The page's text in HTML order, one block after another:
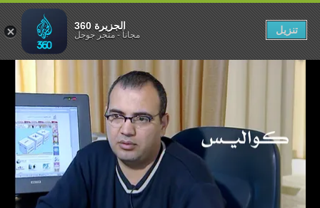
والسياسة
الجزيرة 360
مجاناً-متجر جوجل تنزيل